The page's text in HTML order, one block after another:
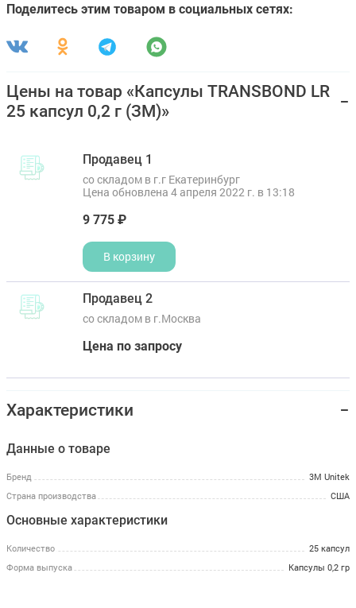
Поделитесь этим товаром в социальных сетях:
Цены на товар «Капсулы TRANSBOND LR
25 капсул 0,2 г (ЗМ)»
Продавец 1
со складом в г.г Екатеринбург
Цена обновлена 4 апреля 2022 г. в 13:18
9 775 ₽
В корзину
Продавец 2
со складом в г.Москва
Цена по запросу
Характеристики
Данные о товаре
Бренд
3M Unitek
Страна производства
США
Основные характеристики
Количество
25 капсул
Форма выпуска
Капсулы 0,2 гр